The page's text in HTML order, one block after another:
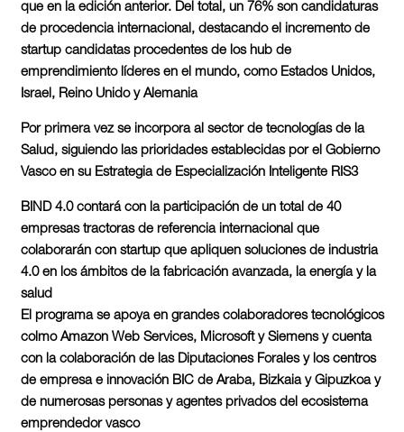
que en la edición anterior. Del total, un 76% son candidaturas
de procedencia internacional, destacando el incremento de
startup candidatas procedentes de los hub de
emprendimiento líderes en el mundo, como Estados Unidos,
Israel, Reino Unido y Alemania
Por primera vez se incorpora al sector de tecnologías de la
Salud, siguiendo las prioridades establecidas por el Gobierno
Vasco en su Estrategia de Especialización Inteligente RIS3
BIND 4.0 contará con la participación de un total de 40
empresas tractoras de referencia internacional que
colaborarán con startup que apliquen soluciones de industria
4.0 en los ámbitos de la fabricación avanzada, la energía y la
salud
El programa se apoya en grandes colaboradores tecnológicos
colmo Amazon Web Services, Microsoft y Siemens y cuenta
con la colaboración de las Diputaciones Forales y los centros
de empresa e innovación BIC de Araba, Bizkaia y Gipuzkoa y
de numerosas personas y agentes privados del ecosistema
emprendedor vasco